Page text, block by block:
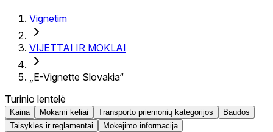
Vignetim
VIJETTAI IR MOKLAI
„E-Vignette Slovakia“
Turinio lentelė
Kaina Mokami keliai Transporto priemonių kategorijos
Baudos
Taisyklės ir reglamentai
Mokėjimo informacija